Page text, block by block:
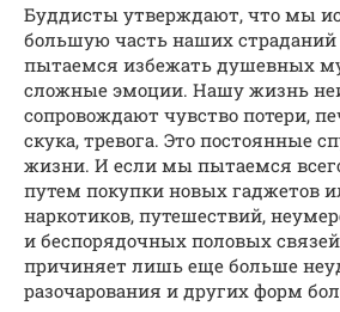
Буддисты утверждают, что мы
большую часть наших страданий
пытаемся избежать душевных
сложные эмоции. Нашу жизнь
сопровождают чувство потери,
скука, тревога. Это постоянные
жизни. И если мы пытаемся
путем покупки новых гаджетов
наркотиков, путешествий,
и беспорядочных половых связей
причиняет лишь еще больше
разочарования и других форм